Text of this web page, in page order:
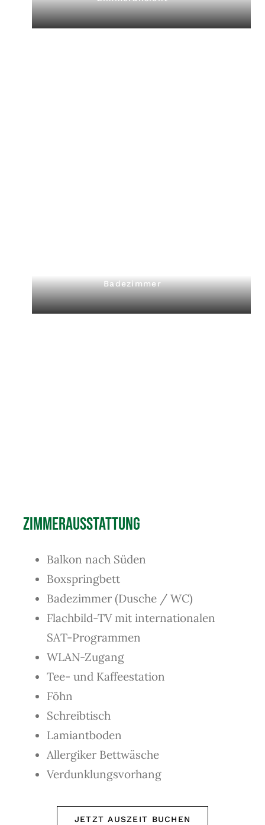
Badezimmer
Zimmerausstattung
Balkon nach Süden
Boxspringbett
Badezimmer (Dusche / WC)
Flachbild-TV mit internationalen
SAT-Programmen
WLAN-Zugang
Tee- und Kaffeestation
Föhn
Schreibtisch
Lamiantboden
Allergiker Bettwäsche
Verdunklungsvorhang
JETZT AUSZEIT BUCHEN